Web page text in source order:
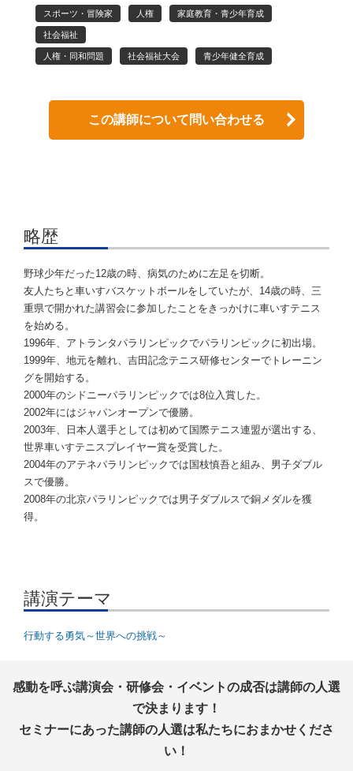
スポーツ・冒険家 人権 家庭教育・青少年育成
社会福祉
人権・同和問題 社会福祉大会 青少年健全育成
この講師について問い合わせる
略歴
野球少年だった12歳の時、病気のために左足を切断。
友人たちと車いすバスケットボールをしていたが、14歳の時、三
重県で開かれた講習会に参加したことをきっかけに車いすテニス
を始める。
1996年、アトランタパラリンピックでパラリンピックに初出場。
1999年、地元を離れ、吉田記念テニス研修センターでトレーニン
グを開始する。
2000年のシドニーパラリンピックでは8位入賞した。
2002年にはジャパンオープンで優勝。
2003年、日本人選手としては初めて国際テニス連盟が選出する、
世界車いすテニスプレイヤー賞を受賞した。
2004年のアテネパラリンピックでは国枝慎吾と組み、男子ダブル
スで優勝。
2008年の北京パラリンピックでは男子ダブルスで銅メダルを獲
得。
講演テーマ
行動する勇気～世界への挑戦～
感動を呼ぶ講演会・研修会・イベントの成否は講師の人選
で決まります！
セミナーにあった講師の人選は私たちにおまかせくださ
い！